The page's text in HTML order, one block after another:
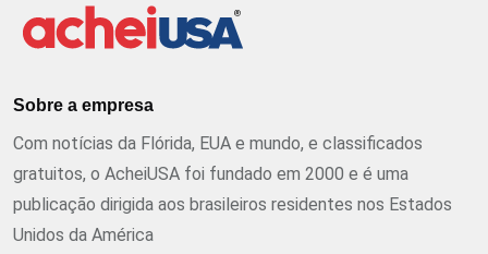
Sobre a empresa
Com notícias da Flórida, EUA e mundo, e classificados
gratuitos, o AcheiUSA foi fundado em 2000 e é uma
publicação dirigida aos brasileiros residentes nos Estados
Unidos da América